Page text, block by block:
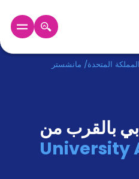
المملكة المتحدة/ مانشستر
بالقرب من
University